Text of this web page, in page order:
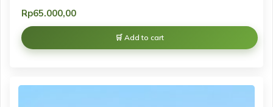
Rp65.000,00
Add to cart